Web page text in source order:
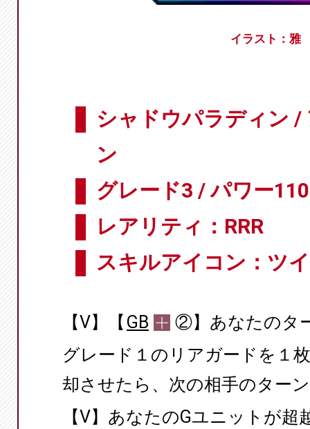
イラスト：雅
シャドウパラディン /
ン
グレード3 / パワー
レアリティ：RRR
スキルアイコン：ツ
【V】【 GB
②】あなたのタ
グレード１のリアガードを１
却させたら、次の相手のター
【V】あなたのGユニットが超